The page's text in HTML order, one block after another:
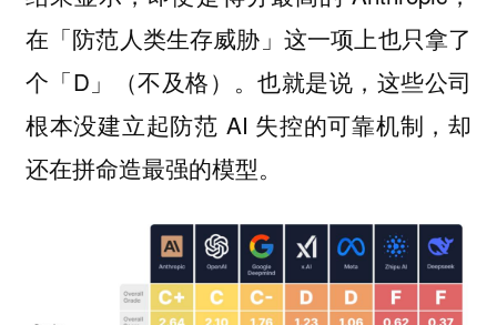
在「防范人类生存威胁」这一项上也只拿了
个「D」（不及格）。也就是说，这些公司
根本没建立起防范 AI 失控的可靠机制，却
还在拼命造最强的模型。